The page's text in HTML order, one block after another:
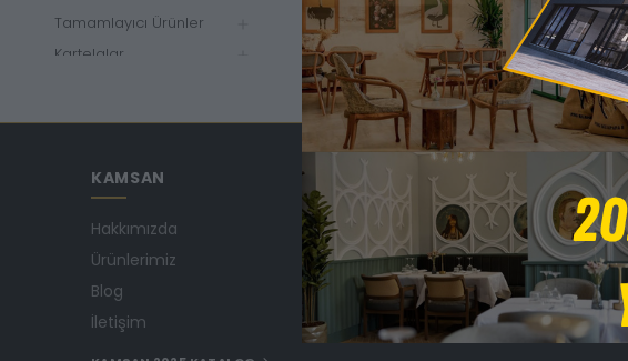
Tamamlayıcı Ürünler
Kartelalar
Kamsan Sandalye
KAMSAN
Hakkımızda
Ürünlerimiz
Blog
İletişim
MAĞAZA ADRESİMİZ
Yeniceköy Mah. Akıncılar Cad.
No:6/1 Kalburt Mevkii
İnegöl / Bursa / TÜRKİYE
+90 224 714 06 29